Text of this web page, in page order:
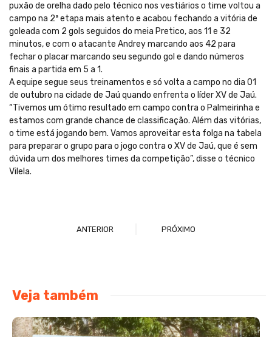
puxão de orelha dado pelo técnico nos vestiários o time voltou a
campo na 2ª etapa mais atento e acabou fechando a vitória de
goleada com 2 gols seguidos do meia Pretico, aos 11 e 32
minutos, e com o atacante Andrey marcando aos 42 para
fechar o placar marcando seu segundo gol e dando números
finais a partida em 5 a 1.
A equipe segue seus treinamentos e só volta a campo no dia 01
de outubro na cidade de Jaú quando enfrenta o líder XV de Jaú.
“Tivemos um ótimo resultado em campo contra o Palmeirinha e
estamos com grande chance de classificação. Além das vitórias,
o time está jogando bem. Vamos aproveitar esta folga na tabela
para preparar o grupo para o jogo contra o XV de Jaú, que é sem
dúvida um dos melhores times da competição”, disse o técnico
Vilela.
ANTERIOR PRÓXIMO
Veja também